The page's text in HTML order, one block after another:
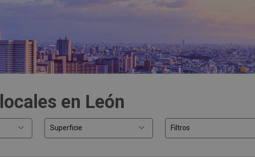
en León
Superficie Filtros